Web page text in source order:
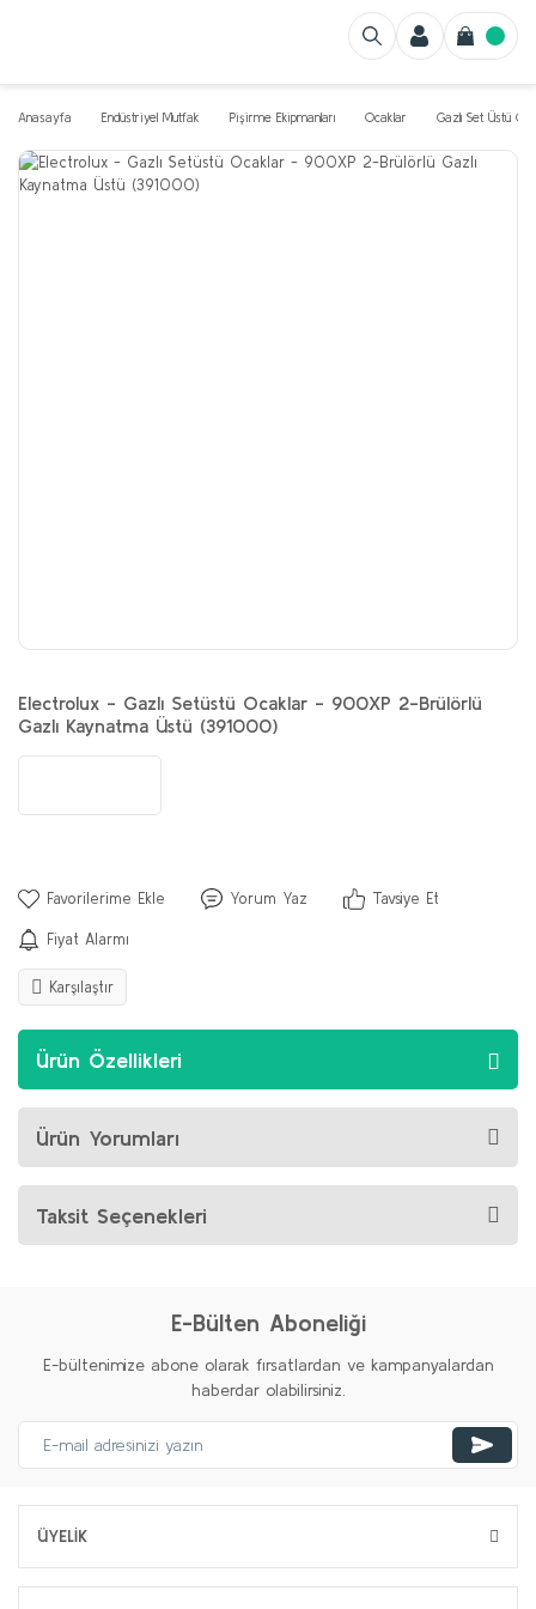
Anasayfa Endüstriyel Mutfak Pişirme Ekipmanları Ocaklar Gazlı Set Üstü
Electrolux - Gazlı Setüstü Ocaklar - 900XP 2-Brülörlü
Gazlı Kaynatma Üstü (391000)
Yorum Yaz Tavsiye Et
Fiyat Alarmı
Karşılaştır
Ürün Özellikleri
Ürün Yorumları
Taksit Seçenekleri
E-Bülten Aboneliği
E-bültenimize abone olarak fırsatlardan ve kampanyalardan
haberdar olabilirsiniz.
ÜYELİK